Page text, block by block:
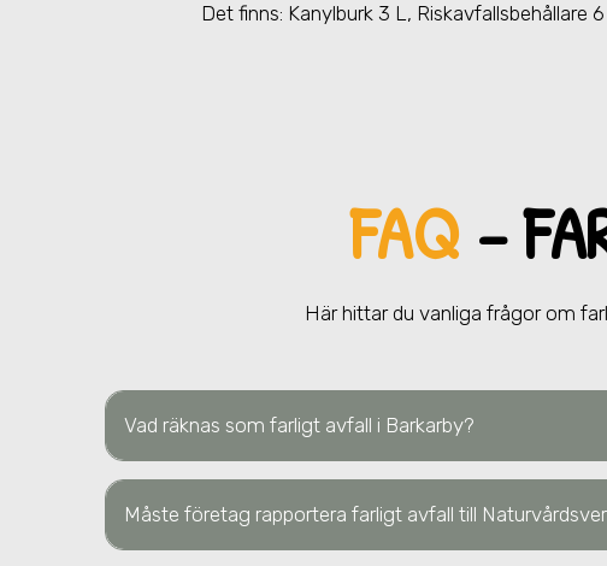
Det finns: Kanylburk 3 L, Riskavfallsbehållare
FAQ–
Här hittar du vanliga frågor om
Vad räknas som farligt avfall i Barkarby?
Måste företag rapportera farligt avfall till